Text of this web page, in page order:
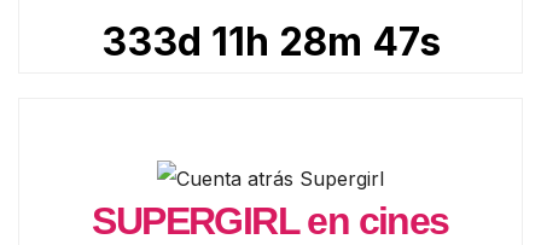
333d 11h 28m 46s
SUPERGIRL en cines